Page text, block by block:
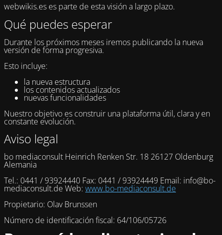
webwikis.es es parte de esta visión a largo plazo.
Qué puedes esperar
Durante los próximos meses iremos publicando la nueva
versión de forma progresiva.
Esto incluye:
la nueva estructura
los contenidos actualizados
nuevas funcionalidades
Nuestro objetivo es construir una plataforma útil, clara y en
constante evolución.
Aviso legal
bo mediaconsult Heinrich Renken Str. 18 26127 Oldenburg
Alemania
Tel.: 0441 / 93924440 Fax: 0441 / 93924449 Email: info@bo-
mediaconsult.de Web: www.bo-mediaconsult.de
Propietario: Olav Brunssen
Número de identificación fiscal: 64/106/05726